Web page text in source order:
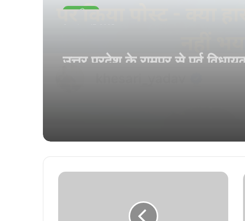
और समाजवादी नेता आज़म खान की